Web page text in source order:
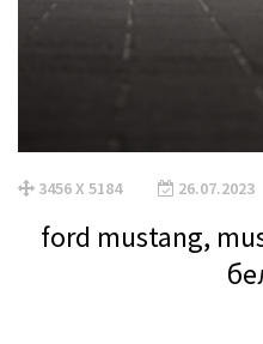
3456 X 5184 26.07.2023
ford mustang,